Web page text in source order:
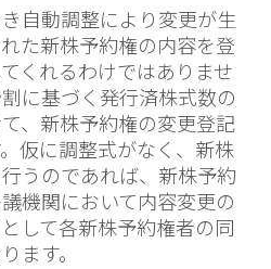
自動調整により変更が生
た新株予約権の内容を登
くれるわけではありませ
に基づく発行済株式数の
、新株予約権の変更登記
仮に調整式がなく、新株
うのであれば、新株予約
機関において内容変更の
して各新株予約権者の同
ます。